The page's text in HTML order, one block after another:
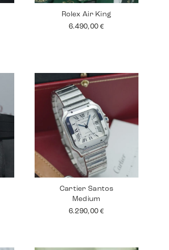
Rolex Air King
6.490,00€
Cartier Santos
Medium
6.290,00€